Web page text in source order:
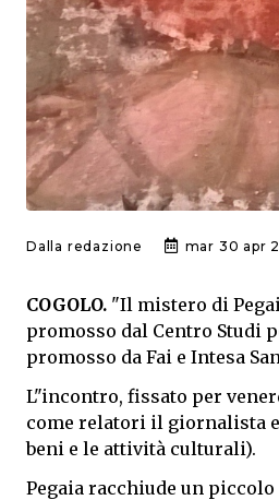
Dalla redazione mar 30 apr
COGOLO. "Il mistero di
promosso dal Centro Studi
promosso da Fai e Intesa
L"incontro, fissato per
come relatori il giornalista
beni e le attività culturali).
Pegaia racchiude un